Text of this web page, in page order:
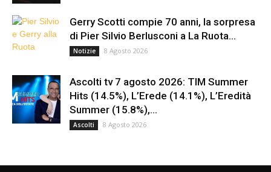
Gerry Scotti compie 70 anni, la sorpresa
di Pier Silvio Berlusconi a La Ruota...
Notizie 8 Agosto 2026
Ascolti tv 7 agosto 2026: TIM Summer
Hits (14.5%), L’Erede (14.1%), L’Eredità
Summer (15.8%),...
Ascolti 8 Agosto 2026